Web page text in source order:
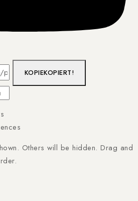
KOPIEKOPIERT!
Others will be hidden. Drag and